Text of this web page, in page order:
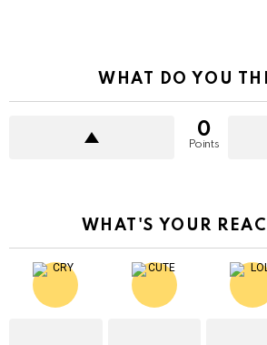
WHAT DO YOU
0
Points
WHAT'S YOUR